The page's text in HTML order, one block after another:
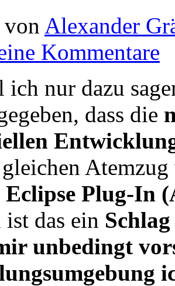
von Alexander
Kommentare
ich nur dazu
dass die
Atemzug
Plug-In
das ein
unbedingt